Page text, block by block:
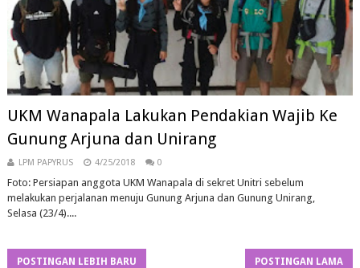
UKM Wanapala Lakukan Pendakian Wajib Ke
Gunung Arjuna dan Unirang
LPM PAPYRUS 4/25/2018 0
Foto: Persiapan anggota UKM Wanapala di sekret Unitri sebelum
melakukan perjalanan menuju Gunung Arjuna dan Gunung Unirang,
Selasa (23/4)....
POSTINGAN LEBIH BARU POSTINGAN LAMA